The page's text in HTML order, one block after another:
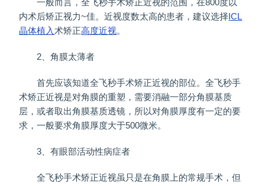
一般而言，全飞秒手术矫正近视的范围，在800度以
内术后矫正视力~佳。近视度数太高的患者，建议选择ICL
晶体植入术矫正高度近视。
2、角膜太薄者
首先应该知道全飞秒手术矫正近视的部位。全飞秒手
术矫正近视是对角膜的重塑，需要消融一部分角膜基质
层，或者取出角膜基质透镜，所以对角膜厚度有一定的要
求，一般要求角膜厚度大于500微米。
3、有眼部活动性病症者
全飞秒手术矫正近视虽只是在角膜上的常规手术，但